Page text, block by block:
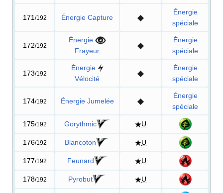
171 /192 Énergie Capture
Énergie
spéciale
172/192
Énergie
Frayeur
Énergie
spéciale
173/192
Énergie
Vélocité
Énergie
spéciale
174/192 Énergie Jumelée
Énergie
spéciale
175/192 Gorythmic U
176/192 Blancoton U
177/192 Feunard U
178/192 Pyrobut U